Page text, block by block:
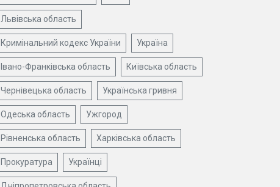
Львівська область
Кримінальний кодекс України Україна
Івано-Франківська область Київська область
Чернівецька область Українська гривня
Одеська область Ужгород
Рівненська область Харківська область
Прокуратура Українці